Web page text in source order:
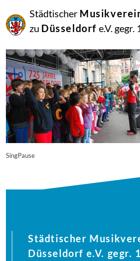
Städtischer
zu Düsseldorf e.V. gegr.
September
2014
Manfred Hill
SingPause
Städtischer
Düsseldorf e.V. gegr.